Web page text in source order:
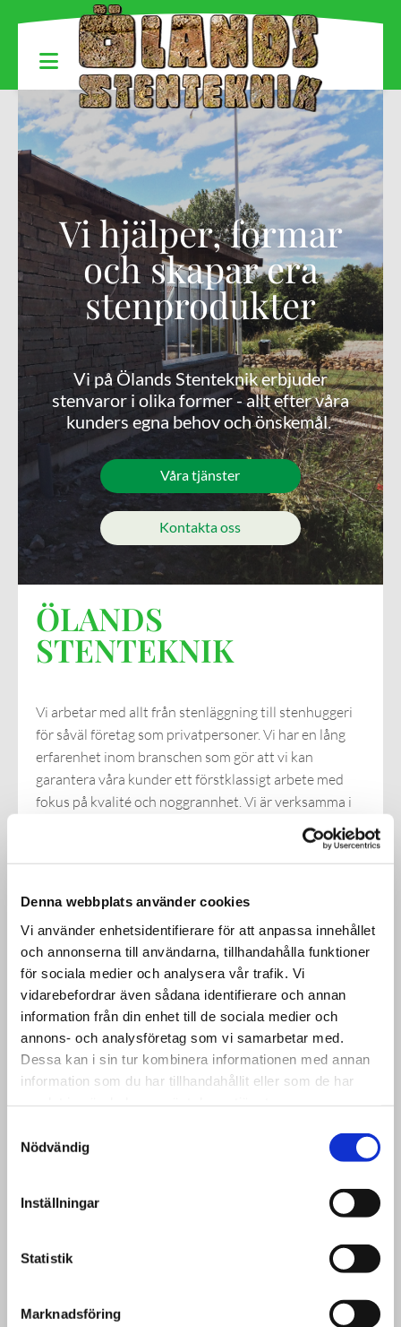
Denna webbplats använder cookies
Vi använder enhetsidentifierare för att anpassa innehållet
och annonserna till användarna, tillhandahålla funktioner
för sociala medier och analysera vår trafik. Vi
vidarebefordrar även sådana identifierare och annan
information från din enhet till de sociala medier och
annons- och analysföretag som vi samarbetar med.
Dessa kan i sin tur kombinera informationen med annan
information som du har tillhandahållit eller som de har
Nödvändig
Inställningar
Statistik
Marknadsföring
Vi hjälper, formar
och skapar era
stenprodukter
Vi på Ölands Stenteknik erbjuder
stenvaror i olika former - allt efter våra
kunders egna behov och önskemål.
Våra tjänster
Kontakta oss
ÖLANDS
STENTEKNIK
Vi arbetar med allt från stenläggning till stenhuggeri
för såväl företag som privatpersoner. Vi har en lång
erfarenhet inom branschen som gör att vi kan
garantera våra kunder ett förstklassigt arbete med
fokus på kvalité och noggrannhet. Vi är verksamma i
Kalmar län med omnejd men är flexibla och kan
erbjuda våra tjänster i andra delar av landet också.
Natursten & Stenteknik
VI är ditt lokala stenhuggeri som slipar, skapar och
formar produkter efter ditt önskemål. Vi använder
även hela stenar i vår design, natursten är ett
slitstarkt och vackert material som inte slits ut